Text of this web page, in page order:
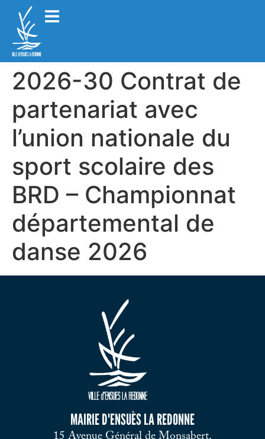
2026-30 Contrat de
partenariat avec
l’union nationale du
sport scolaire des
BRD – Championnat
départemental de
danse 2026
MAIRIE D'ENSUÈS LA REDONNE
15 Avenue Général de Monsabert,